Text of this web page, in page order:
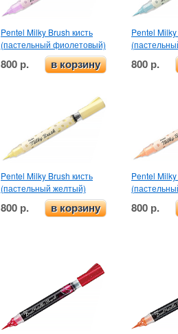
Pentel Milky Brush кисть
(пастельный фиолетовый)
800 р. в корзину
Pentel
800 р.
Pentel Milky Brush кисть
(пастельный желтый)
800 р. в корзину
Pentel
800 р.